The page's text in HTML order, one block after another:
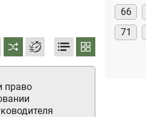
право
66
71